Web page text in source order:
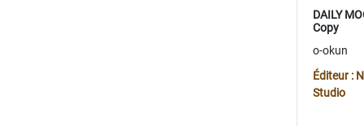
DAILY
Copy
o-okun
Éditeur :
Studio